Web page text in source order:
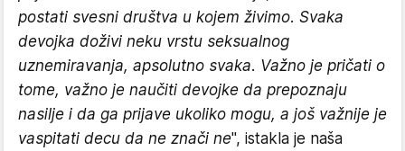
postati svesni društva u kojem živimo. Svaka
devojka doživi neku vrstu seksualnog
uznemiravanja, apsolutno svaka. Važno je pričati o
tome, važno je naučiti devojke da prepoznaju
nasilje i da ga prijave ukoliko mogu, a još važnije je
vaspitati decu da ne znači ne", istakla je naša